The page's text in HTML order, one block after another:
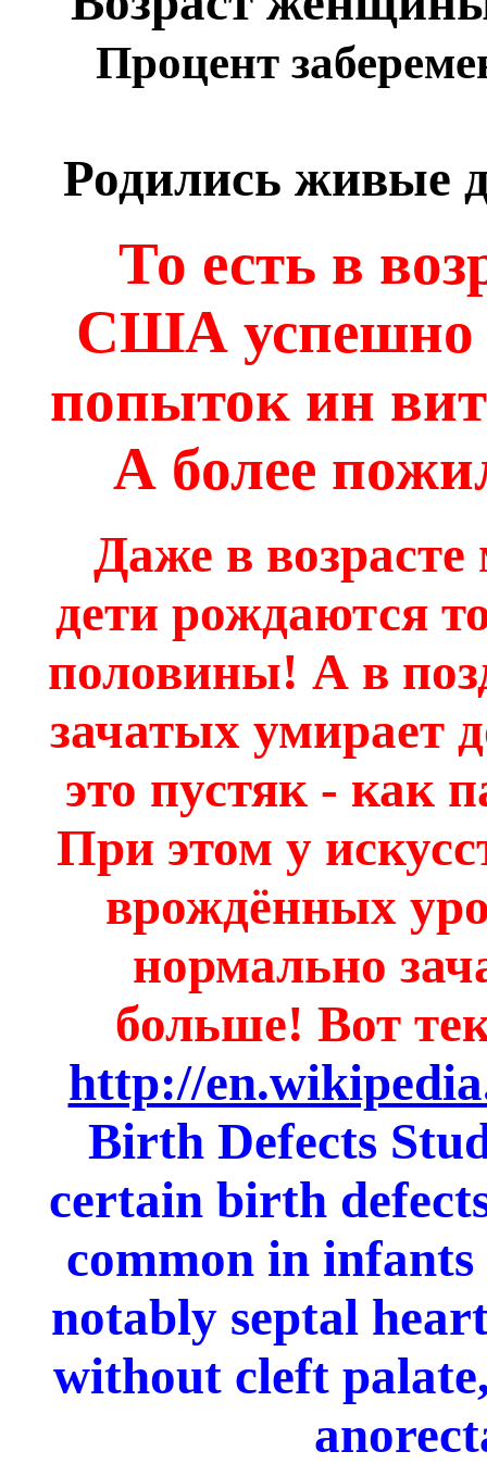
Процент
Родились живые
То есть в
США успешно
попыток ин
А более
Даже в
дети рождаются
половины! А в
зачатых умирает
это пустяк - как
При этом у
врождённых
нормально
больше! Вот
http://
Birth Defects
certain birth
common in
notably septal
without cleft